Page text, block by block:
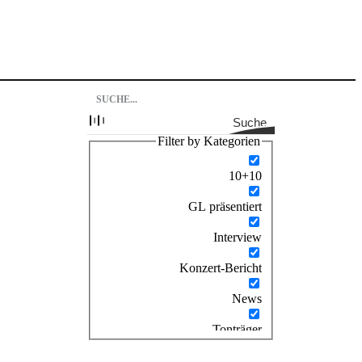
Suche
Filter by Kategorien
10+10
GL präsentiert
Interview
Konzert-Bericht
News
Tonträger